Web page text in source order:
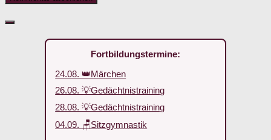
Fortbildungstermine:
24.08. 👑Märchen
26.08. 💡Gedächtnistraining
28.08. 💡Gedächtnistraining
04.09. 🪑Sitzgymnastik